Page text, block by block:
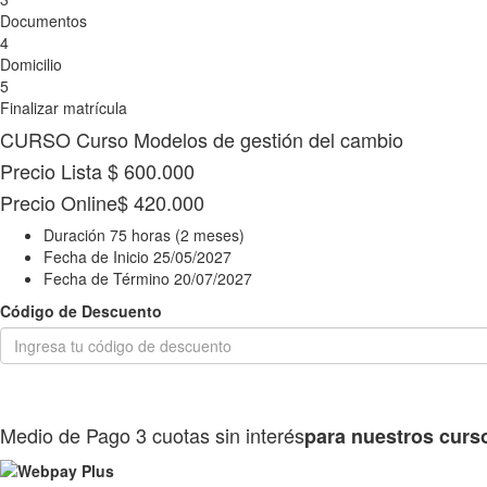
Documentos
4
Domicilio
5
Finalizar matrícula
CURSO Curso Modelos de gestión del cambio
Precio Lista$ 600.000
Precio Online$ 420.000
Duración 75 horas (2 meses)
Fecha de Inicio 25/05/2027
Fecha de Término 20/07/2027
Código de Descuento
Medio de Pago 3 cuotas sin interéspara nuestros